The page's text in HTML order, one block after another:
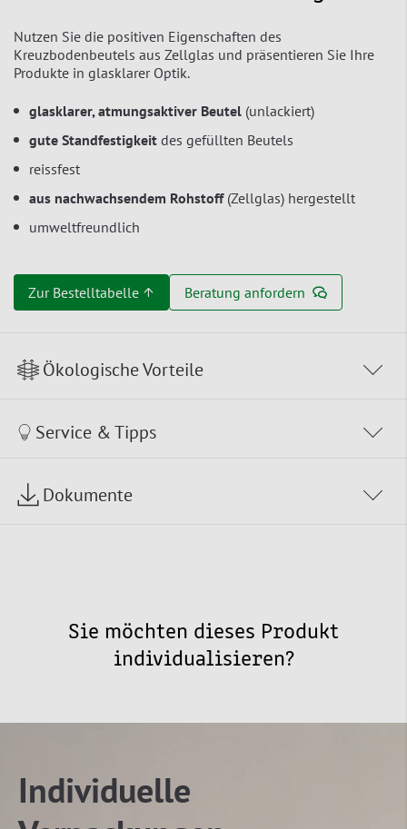
Nutzen Sie die positiven Eigenschaften des
Kreuzbodenbeutels aus Zellglas und präsentieren Sie Ihre
Produkte in glasklarer Optik.
glasklarer, atmungsaktiver Beutel (unlackiert)
gute Standfestigkeit des gefüllten Beutels
reissfest
aus nachwachsendem Rohstoff(Zellglas) hergestellt
umweltfreundlich
Zur Bestelltabelle ↑ Beratung anfordern
Ökologische Vorteile
Service & Tipps
Dokumente
Sie möchten dieses Produkt
individualisieren?
Individuelle